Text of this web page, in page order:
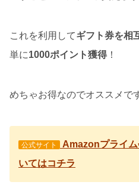
これを利用してギフト券を相
単に1000ポイント獲得！
めちゃお得なのでオススメで
公式サイト
Amazonプライ
いてはコチラ